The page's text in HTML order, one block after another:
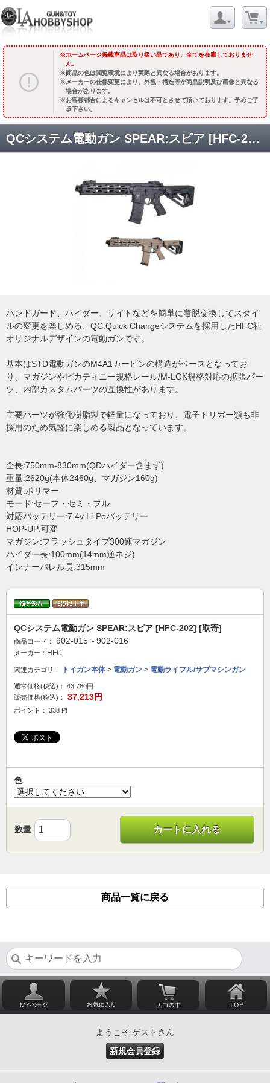
ホームページ掲載商品は取り扱い品であり、全てを在庫しておりませ
ん。
商品の色は閲覧環境により実際と異なる場合があります。
メーカーの仕様変更により、外観・構造等が商品説明及び画像と異なる
場合があります。
お客様都合によるキャンセルは不可とさせて頂いております。予めご了
承下さい。
QCシステム電動ガン SPEAR:スピア [HFC-202] [取寄]
ハンドガード、ハイダー、サイトなどを簡単に着脱交換してスタイ
ルの変更を楽しめる、QC:Quick Changeシステムを採用したHFC社
オリジナルデザインの電動ガンです。
基本はSTD電動ガンのM4A1カービンの構造がベースとなってお
り、マガジンやピカティニー規格レール/M-LOK規格対応の拡張パー
ツ、内部カスタムパーツの互換性があります。
主要パーツが強化樹脂製で軽量になっており、電子トリガー類も非
採用のため気軽に楽しめる製品となっています。
全長:750mm-830mm(QDハイダー含まず)
重量:2620g(本体2460g、マガジン160g)
材質:ポリマー
モード:セーフ・セミ・フル
対応バッテリー:7.4v Li-Poバッテリー
HOP-UP:可変
マガジン:フラッシュタイプ300連マガジン
ハイダー長:100mm(14mm逆ネジ)
インナーバレル長:315mm
QCシステム電動ガン SPEAR:スピア [HFC-202] [取寄]
商品コード： 902-015～902-016
メーカー： HFC
関連カテゴリ： トイガン本体> 電動ガン > 電動ライフル/サブマシンガン
通常価格(税込)：
43,780円
販売価格(税込)：
37,213円
ポイント： 338 Pt
色
数量 カートに入れる
商品一覧に戻る
ようこそ ゲストさん
新規会員登録